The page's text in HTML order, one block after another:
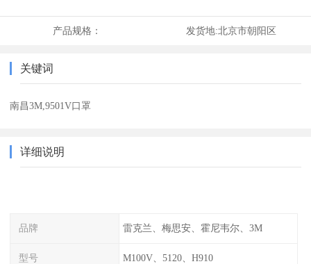
产品规格： 发货地:北京市朝阳区
关键词
南昌3M,9501V口罩
详细说明
品牌 雷克兰、梅思安、霍尼韦尔、3M
型号 M100V、5120、H910